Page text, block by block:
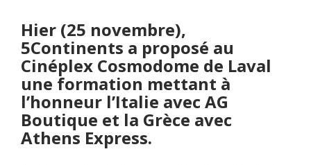
Hier (25 novembre),
5Continents a proposé au
Cinéplex Cosmodome de Laval
une formation mettant à
l’honneur l’Italie avec AG
Boutique et la Grèce avec
Athens Express.